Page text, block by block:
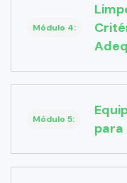
Módulo 4:
Módulo 5:
para